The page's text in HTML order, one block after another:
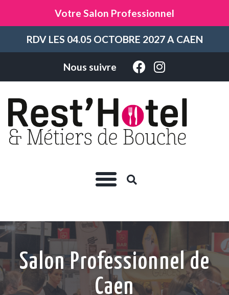
Votre Salon Professionnel
RDV LES 04.05 OCTOBRE 2027 A CAEN
Nous suivre
Salon Professionnel de
Caen